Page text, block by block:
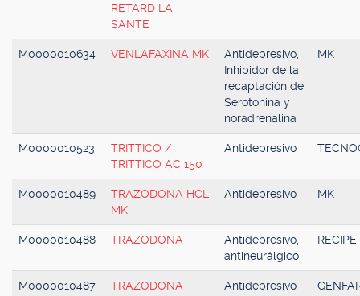
RETARD LA
SANTE
M0000010634 VENLAFAXINA MK
Antidepresivo,
Inhibidor de la
recaptación de
Serotonina y
noradrenalina
MK
M0000010523
TRITTICO /
TRITTICO AC 150
Antidepresivo
M0000010489
TRAZODONA HCL
MK
Antidepresivo MK
M0000010488 TRAZODONA
Antidepresivo,
antineurálgico
RECIPE
M0000010487 TRAZODONA Antidepresivo